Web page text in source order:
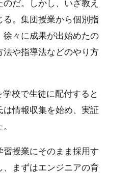
だ。しかし、いざ教え
。集団授業から個別指
々に成果が出始めたの
や指導法などのやり方
校で生徒に配付すると
情報収集を始め、実証
授業にそのまま採用す
まずはエンジニアの育